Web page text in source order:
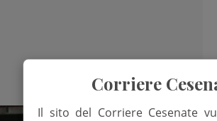
Corriere
Il sito del Corriere Cesenate